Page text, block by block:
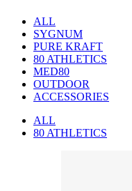
ALL
SYGNUM
PURE KRAFT
80 ATHLETICS
MED80
OUTDOOR
ACCESSORIES
ALL
80 ATHLETICS